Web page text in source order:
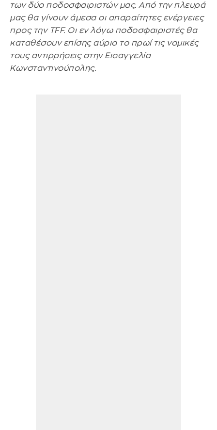
των δύο ποδοσφαιριστών μας. Από την πλευρά
μας θα γίνουν άμεσα οι απαραίτητες ενέργειες
προς την ΤFF. Οι εν λόγω ποδοσφαιριστές θα
καταθέσουν επίσης αύριο το πρωί τις νομικές
τους αντιρρήσεις στην Εισαγγελία
Κωνσταντινούπολης.